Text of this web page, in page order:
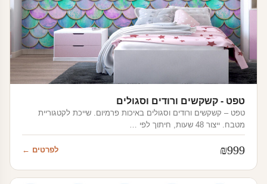
טפט - קשקשים ורודים וסגולים
טפט – קשקשים ורודים וסגולים באיכות פרמיום. שייכת לקטגוריית
מטבח. ייצור 48 שעות, חיתוך לפי …
₪999 לפרטים ←